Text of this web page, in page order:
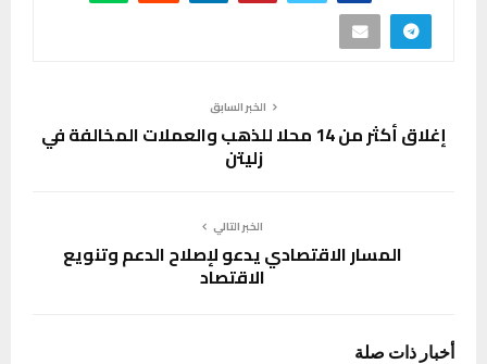
الخبر السابق
إغلاق أكثر من 14 محلا للذهب والعملات المخالفة في
زليتن
الخبر التالي
المسار الاقتصادي يدعو لإصلاح الدعم وتنويع
الاقتصاد
أخبار ذات صلة